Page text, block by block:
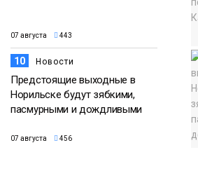
07 августа 443
10 Новости
Предстоящие выходные в
Норильске будут зябкими,
пасмурными и дождливыми
07 августа 456